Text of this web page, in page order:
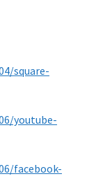
square-
youtube-
facebook-